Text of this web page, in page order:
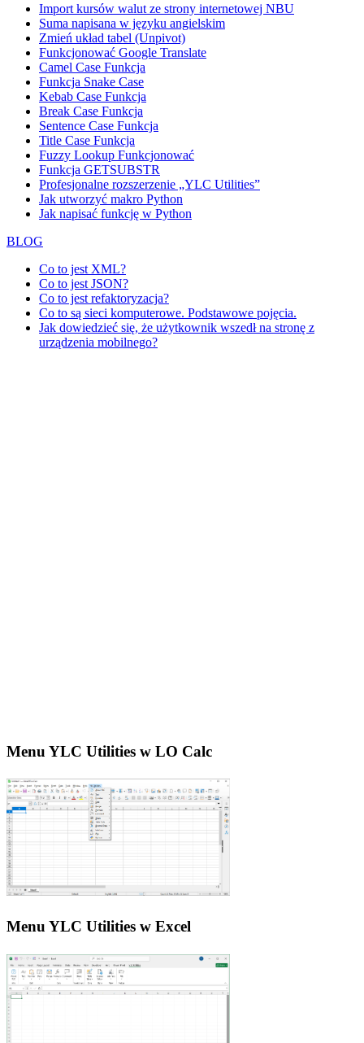
Import kursów walut ze strony internetowej NBU
Suma napisana w języku angielskim
Zmień układ tabel (Unpivot)
Funkcjonować Google Translate
Camel Case Funkcja
Funkcja Snake Case
Kebab Case Funkcja
Break Case Funkcja
Sentence Case Funkcja
Title Case Funkcja
Fuzzy Lookup Funkcjonować
Funkcja GETSUBSTR
Profesjonalne rozszerzenie „YLC Utilities”
Jak utworzyć makro Python
Jak napisać funkcję w Python
BLOG
Co to jest XML?
Co to jest JSON?
Co to jest refaktoryzacja?
Co to są sieci komputerowe. Podstawowe pojęcia.
Jak dowiedzieć się, że użytkownik wszedł na stronę z
urządzenia mobilnego?
Menu YLC Utilities w LO Calc
Menu YLC Utilities w Excel